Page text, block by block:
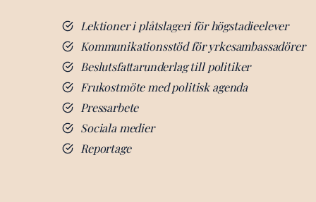
Lektioner i plåtslageri för högstadieelever
Kommunikationsstöd för yrkesambassadörer
Beslutsfattarunderlag till politiker
Frukostmöte med politisk agenda
Pressarbete
Sociala medier
Reportage